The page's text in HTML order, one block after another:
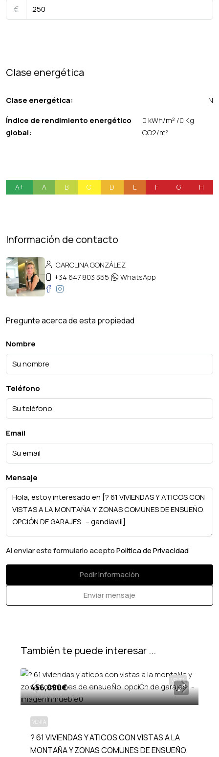
€
Clase energética
Clase energética:
N
Índice de rendimiento energético
global:
0 kWh/m² /0 Kg
CO2/m²
A+ A B C D E F G H
Información de contacto
CAROLINA GONZÁLEZ
+34 647 803 355
WhatsApp
Pregunte acerca de esta propiedad
Nombre
Teléfono
Email
Mensaje
Al enviar este formulario aceptoPolítica de Privacidad
Pedir información
Enviar mensaje
También te puede interesar ...
VENTA
456,090€
VENTA
? 61 VIVIENDAS Y ATICOS CON VISTAS A LA
MONTAÑA Y ZONAS COMUNES DE ENSUEÑO.